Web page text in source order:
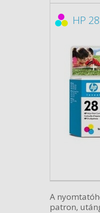
HP
A
patron,